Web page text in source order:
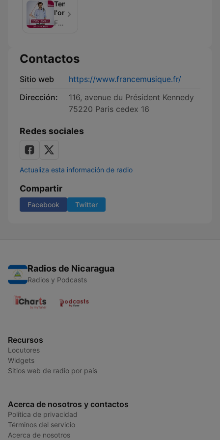
Tendez
l'oreille
France Musique
Contactos
Sitio web
https://www.francemusique.fr/
Dirección:
116, avenue du Président Kennedy
75220 Paris cedex 16
Redes sociales
Actualiza esta información de radio
Compartir
Facebook Twitter
Radios de Nicaragua
Radios y Podcasts
Recursos
Locutores
Widgets
Sitios web de radio por país
Acerca de nosotros y contactos
Política de privacidad
Términos del servicio
Acerca de nosotros